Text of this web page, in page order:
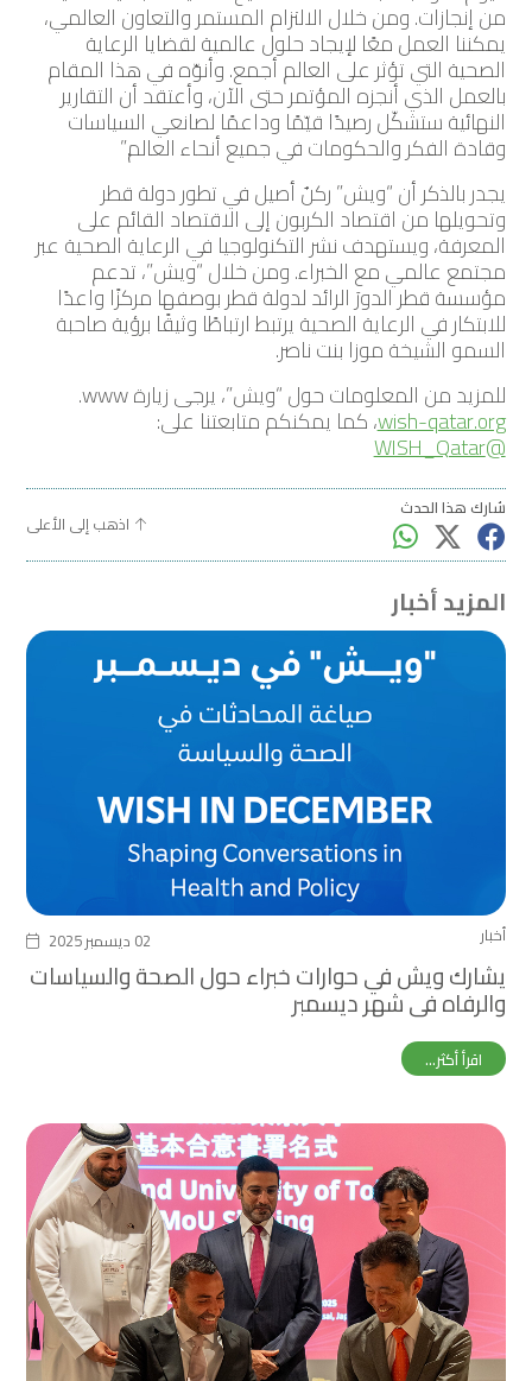
من إنجازات. ومن خلال الالتزام المستمر والتعاون العالمي،
يمكننا العمل معًا لإيجاد حلول عالمية لقضايا الرعاية
الصحية التي تؤثر على العالم أجمع. وأنوّه في هذا المقام
بالعمل الذي أنجزه المؤتمر حتى الآن، وأعتقد أن التقارير
النهائية ستشكّل رصيدًا قيّمًا وداعمًا لصانعي السياسات
وقادة الفكر والحكومات في جميع أنحاء العالم.”
يجدر بالذكر أن “ويش” ركنٌ أصيل في تطور دولة قطر
وتحويلها من اقتصاد الكربون إلى الاقتصاد القائم على
المعرفة، ويستهدف نشر التكنولوجيا في الرعاية الصحية عبر
مجتمع عالمي مع الخبراء. ومن خلال “ويش”، تدعم
مؤسسة قطر الدورَ الرائد لدولة قطر بوصفها مركزًا واعدًا
للابتكار في الرعاية الصحية يرتبط ارتباطًا وثيقًا برؤية صاحبة
السمو الشيخة موزا بنت ناصر.
للمزيد من المعلومات حول “ويش”، يرجى زيارة www.
wish-qatar.org، كما يمكنكم متابعتنا على:
@WISH_Qatar
شارك هذا الحدث
اذهب إلى الأعلى
المزيد أخبار
أخبار 02 ديسمبر 2025
يشارك ويش في حوارات خبراء حول الصحة والسياسات
والرفاه في شهر ديسمبر
اقرأ أكثر...